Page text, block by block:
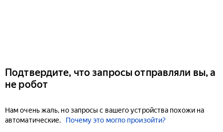
Подтвердите, что запросы отправляли вы, а
не робот
Нам очень жаль, но запросы с вашего устройства похожи на
автоматические.
Почему это могло произойти?